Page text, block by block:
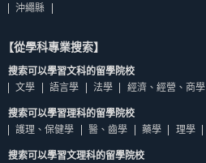
沖繩縣
【從學科專業搜索】
搜索可以學習文科的留學院校
文學
語言學 法學 經濟、經營、商學
搜索可以學習理科的留學院校
護理、保健學
醫、齒學 藥學 理學
搜索可以學習文理科的留學院校